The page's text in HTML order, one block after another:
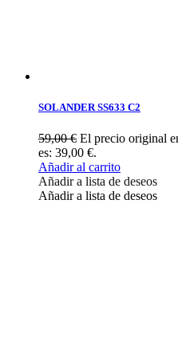
SOLANDER SS633 C2
59,00€ El precio original
es: 39,00 €.
Añadir al carrito
Añadir a lista de deseos
Añadir a lista de deseos